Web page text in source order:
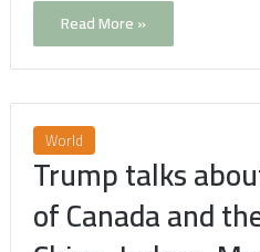
Read More »
World
Trump talks
of Canada and